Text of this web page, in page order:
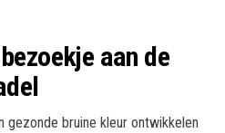
aan de
gezonde bruine kleur ontwikkelen